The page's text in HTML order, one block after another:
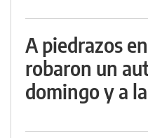
A piedrazos
robaron un
domingo y a